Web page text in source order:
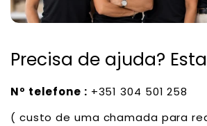
Precisa de ajuda?
Nº telefone : +351 304 501 258
( custo de uma chamada para